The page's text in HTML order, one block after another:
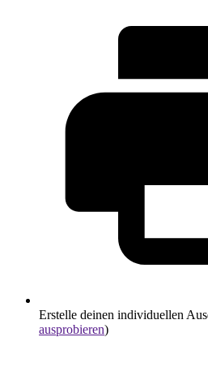
Erstelle deinen individuellen
ausprobieren)